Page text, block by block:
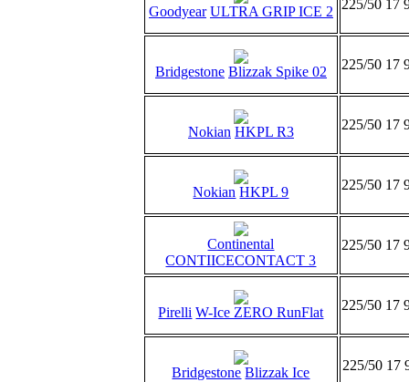
Goodyear ULTRA GRIP ICE 2 225/50 17
Bridgestone Blizzak Spike 02 225/50 17
Nokian HKPL R3 225/50 17
Nokian HKPL 9 225/50 17
Continental
CONTIICECONTACT 3
225/50 17
Pirelli W-Ice ZERO RunFlat 225/50 17
Bridgestone Blizzak Ice 225/50 17